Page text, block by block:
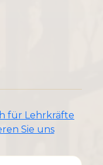
für Lehrkräfte
Sie uns